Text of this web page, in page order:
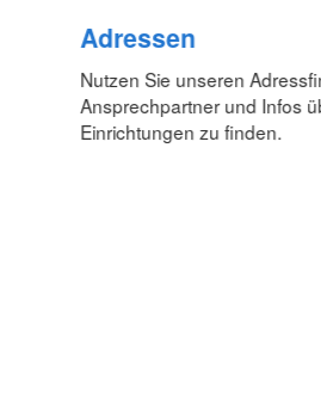
Adressen
Nutzen Sie unseren
Ansprechpartner und Infos
Einrichtungen zu finden.